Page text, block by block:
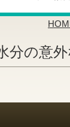
分の意